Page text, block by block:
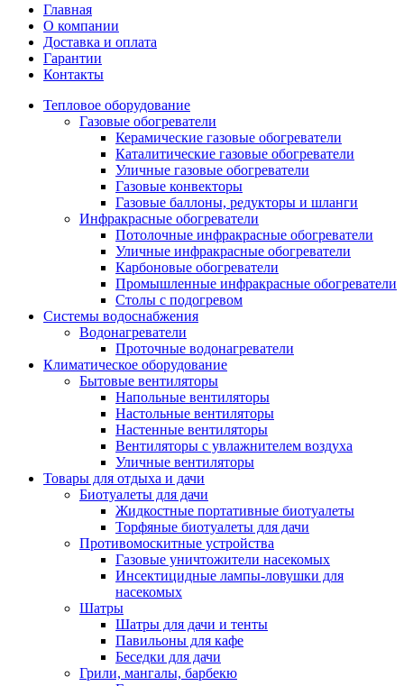
Главная
О компании
Доставка и оплата
Гарантии
Контакты
Тепловое оборудование
Газовые обогреватели
Керамические газовые обогреватели
Каталитические газовые обогреватели
Уличные газовые обогреватели
Газовые конвекторы
Газовые баллоны, редукторы и шланги
Инфракрасные обогреватели
Потолочные инфракрасные обогреватели
Уличные инфракрасные обогреватели
Карбоновые обогреватели
Промышленные инфракрасные обогреватели
Столы с подогревом
Системы водоснабжения
Водонагреватели
Проточные водонагреватели
Климатическое оборудование
Бытовые вентиляторы
Напольные вентиляторы
Настольные вентиляторы
Настенные вентиляторы
Вентиляторы с увлажнителем воздуха
Уличные вентиляторы
Товары для отдыха и дачи
Биотуалеты для дачи
Жидкостные портативные биотуалеты
Торфяные биотуалеты для дачи
Противомоскитные устройства
Газовые уничтожители насекомых
Инсектицидные лампы-ловушки для
насекомых
Шатры
Шатры для дачи и тенты
Павильоны для кафе
Беседки для дачи
Грили, мангалы, барбекю